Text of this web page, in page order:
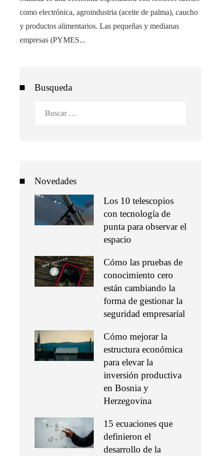
como electrónica, agroindustria (aceite de palma), caucho
y productos alimentarios. Las pequeñas y medianas
empresas (PYMES...
Busqueda
Novedades
Los 10 telescopios
con tecnología de
punta para observar el
espacio
Cómo las pruebas de
conocimiento cero
están cambiando la
forma de gestionar la
seguridad empresarial
Cómo mejorar la
estructura económica
para elevar la
inversión productiva
en Bosnia y
Herzegovina
15 ecuaciones que
definieron el
desarrollo de la